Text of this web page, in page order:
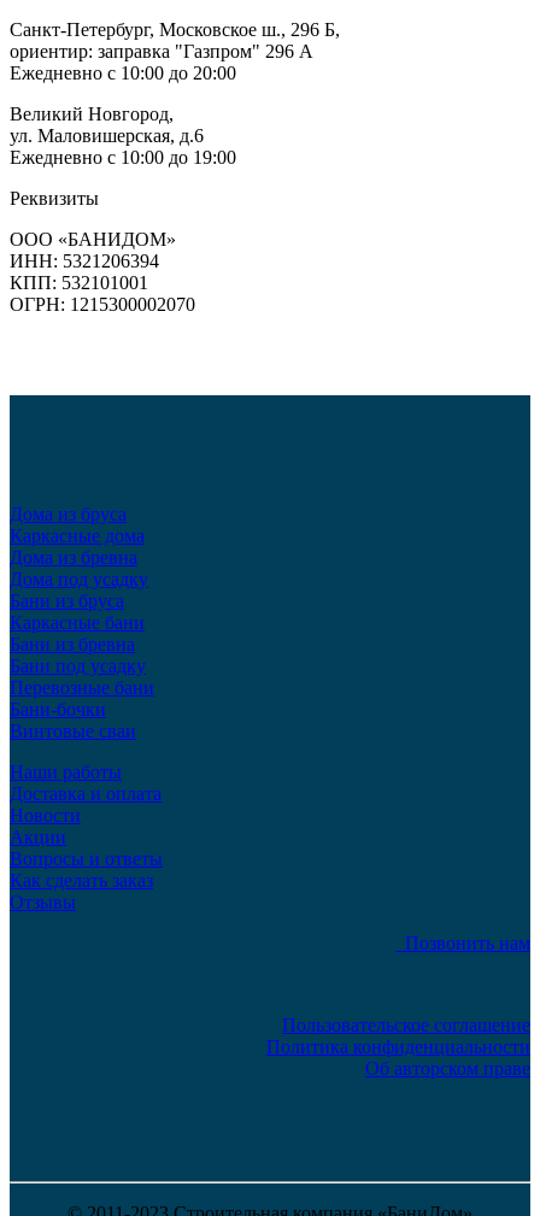
Санкт-Петербург, Московское ш., 296 Б,
ориентир: заправка "Газпром" 296 А
Ежедневно с 10:00 до 20:00
Великий Новгород,
ул. Маловишерская, д.6
Ежедневно с 10:00 до 19:00
Реквизиты
ООО «БАНИДОМ»
ИНН: 5321206394
КПП: 532101001
ОГРН: 1215300002070
Дома из бруса
Каркасные дома
Дома из бревна
Дома под усадку
Бани из бруса
Каркасные бани
Бани из бревна
Бани под усадку
Перевозные бани
Бани-бочки
Винтовые сваи
Наши работы
Доставка и оплата
Новости
Акции
Вопросы и ответы
Как сделать заказ
Отзывы
Позвонить нам
Пользовательское соглашение
Политика конфиденциальности
Об авторском праве